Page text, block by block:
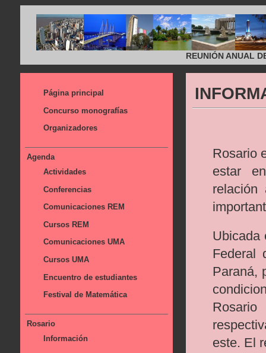
REUNIÓN ANUAL
Página principal
Concurso monografías
Organizadores
Agenda
Actividades
Conferencias
Comunicaciones REM
Cursos REM
Comunicaciones UMA
Cursos UMA
Encuentro de estudiantes
Festival de Matemática
Rosario
Información
Rosario
estar
relación
Ubicada
Federal
Paraná,
este. El